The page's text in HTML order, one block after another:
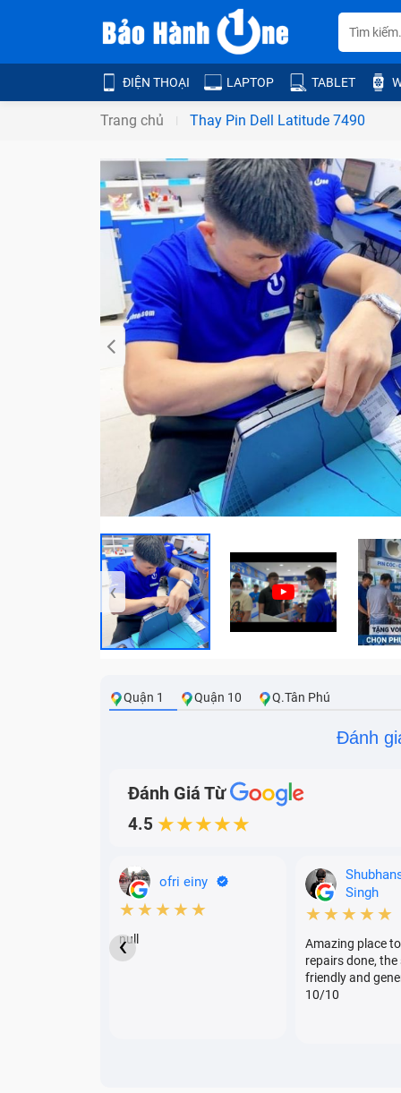
ĐIỆN THOẠI LAPTOP TABLET
Trang chủ Thay Pin Dell Latitude 7490
‹
Quận 1 Quận 10 Q.Tân Phú
Đánh
Đánh Giá Từ
4.5 ★★★★★
ofri einy
★★★★★
null
Singh
★★★★★
Amazing place
repairs done,
friendly and
10/10
‹